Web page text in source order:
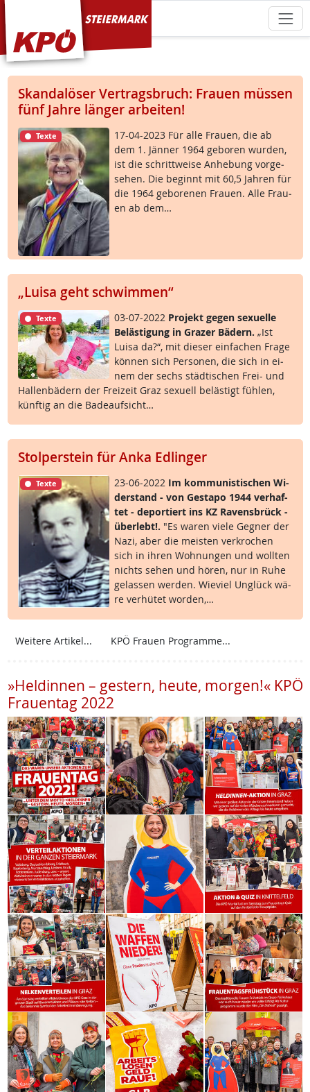
KPÖ Steiermark
Skandalöser Vertragsbruch: Frauen müssen
fünf Jahre länger arbeiten!
Texte
17-04-2023 Für al­le Frau­en, die ab
dem 1. Jän­ner 1964 ge­bo­ren wur­den,
ist die schritt­wei­se An­he­bung vor­ge­
se­hen. Die be­ginnt mit 60,5 Jah­ren für
die 1964 ge­bo­re­nen Frau­en. Al­le Frau­
en ab dem…
„Luisa geht schwimmen“
Texte 03-07-2022 Pro­jekt ge­gen se­xu­el­le
Be­läs­t­i­gung in Gra­zer Bä­d­ern. „Ist
Lui­sa da?“, mit die­ser ein­fa­chen Fra­ge
kön­nen sich Per­so­nen, die sich in ei­
nem der sechs städ­ti­schen Frei- und
Hal­len­bä­d­ern der Frei­zeit Graz se­xu­ell be­läs­t­igt füh­len,
künf­tig an die Ba­de­auf­sicht…
Stolperstein für Anka Edlinger
Texte 23-06-2022 Im kom­mu­nis­ti­schen Wi­
der­stand - von Ge­sta­po 1944 ver­haf­
tet - de­por­tiert ins KZ Ra­vens­brück -
über­lebt!. "Es wa­ren vie­le Geg­ner der
Na­zi, aber die meis­ten ver­kro­chen
sich in ih­ren Woh­nun­gen und woll­ten
nichts se­hen und hö­ren, nur in Ru­he
ge­las­sen wer­den. Wie­viel Un­glück wä­
re ver­hü­tet wor­den,…
Weitere Artikel... KPÖ Frauen Programme...
»Heldinnen – gestern, heute, morgen!« KPÖ
Frauentag 2022